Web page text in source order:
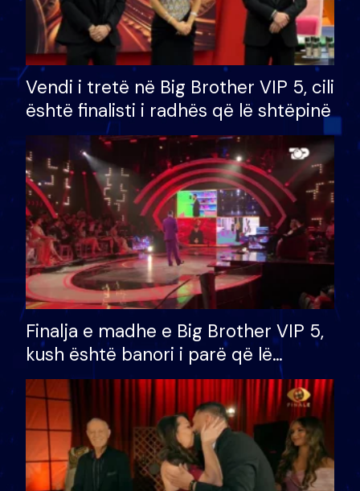
Vendi i tretë në Big Brother VIP 5, cili
është finalisti i radhës që lë shtëpinë
Finalja e madhe e Big Brother VIP 5,
kush është banori i parë që lë
shtëpinë dhe humb mundësinë për
të fituar çmimin e madh